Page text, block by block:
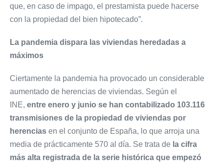
que, en caso de impago, el prestamista puede hacerse
con la propiedad del bien hipotecado”.
La pandemia dispara las viviendas heredadas a
máximos
Ciertamente la pandemia ha provocado un considerable
aumentado de herencias de viviendas. Según el
INE, entre enero y junio se han contabilizado 103.116
transmisiones de la propiedad de viviendas por
herencias en el conjunto de España, lo que arroja una
media de prácticamente 570 al día. Se trata de la cifra
más alta registrada de la serie histórica que empezó